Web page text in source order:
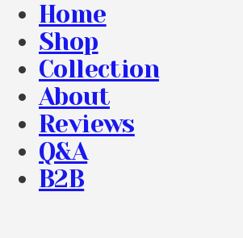
Home
Shop
Collection
About
Reviews
Q&A
B2B